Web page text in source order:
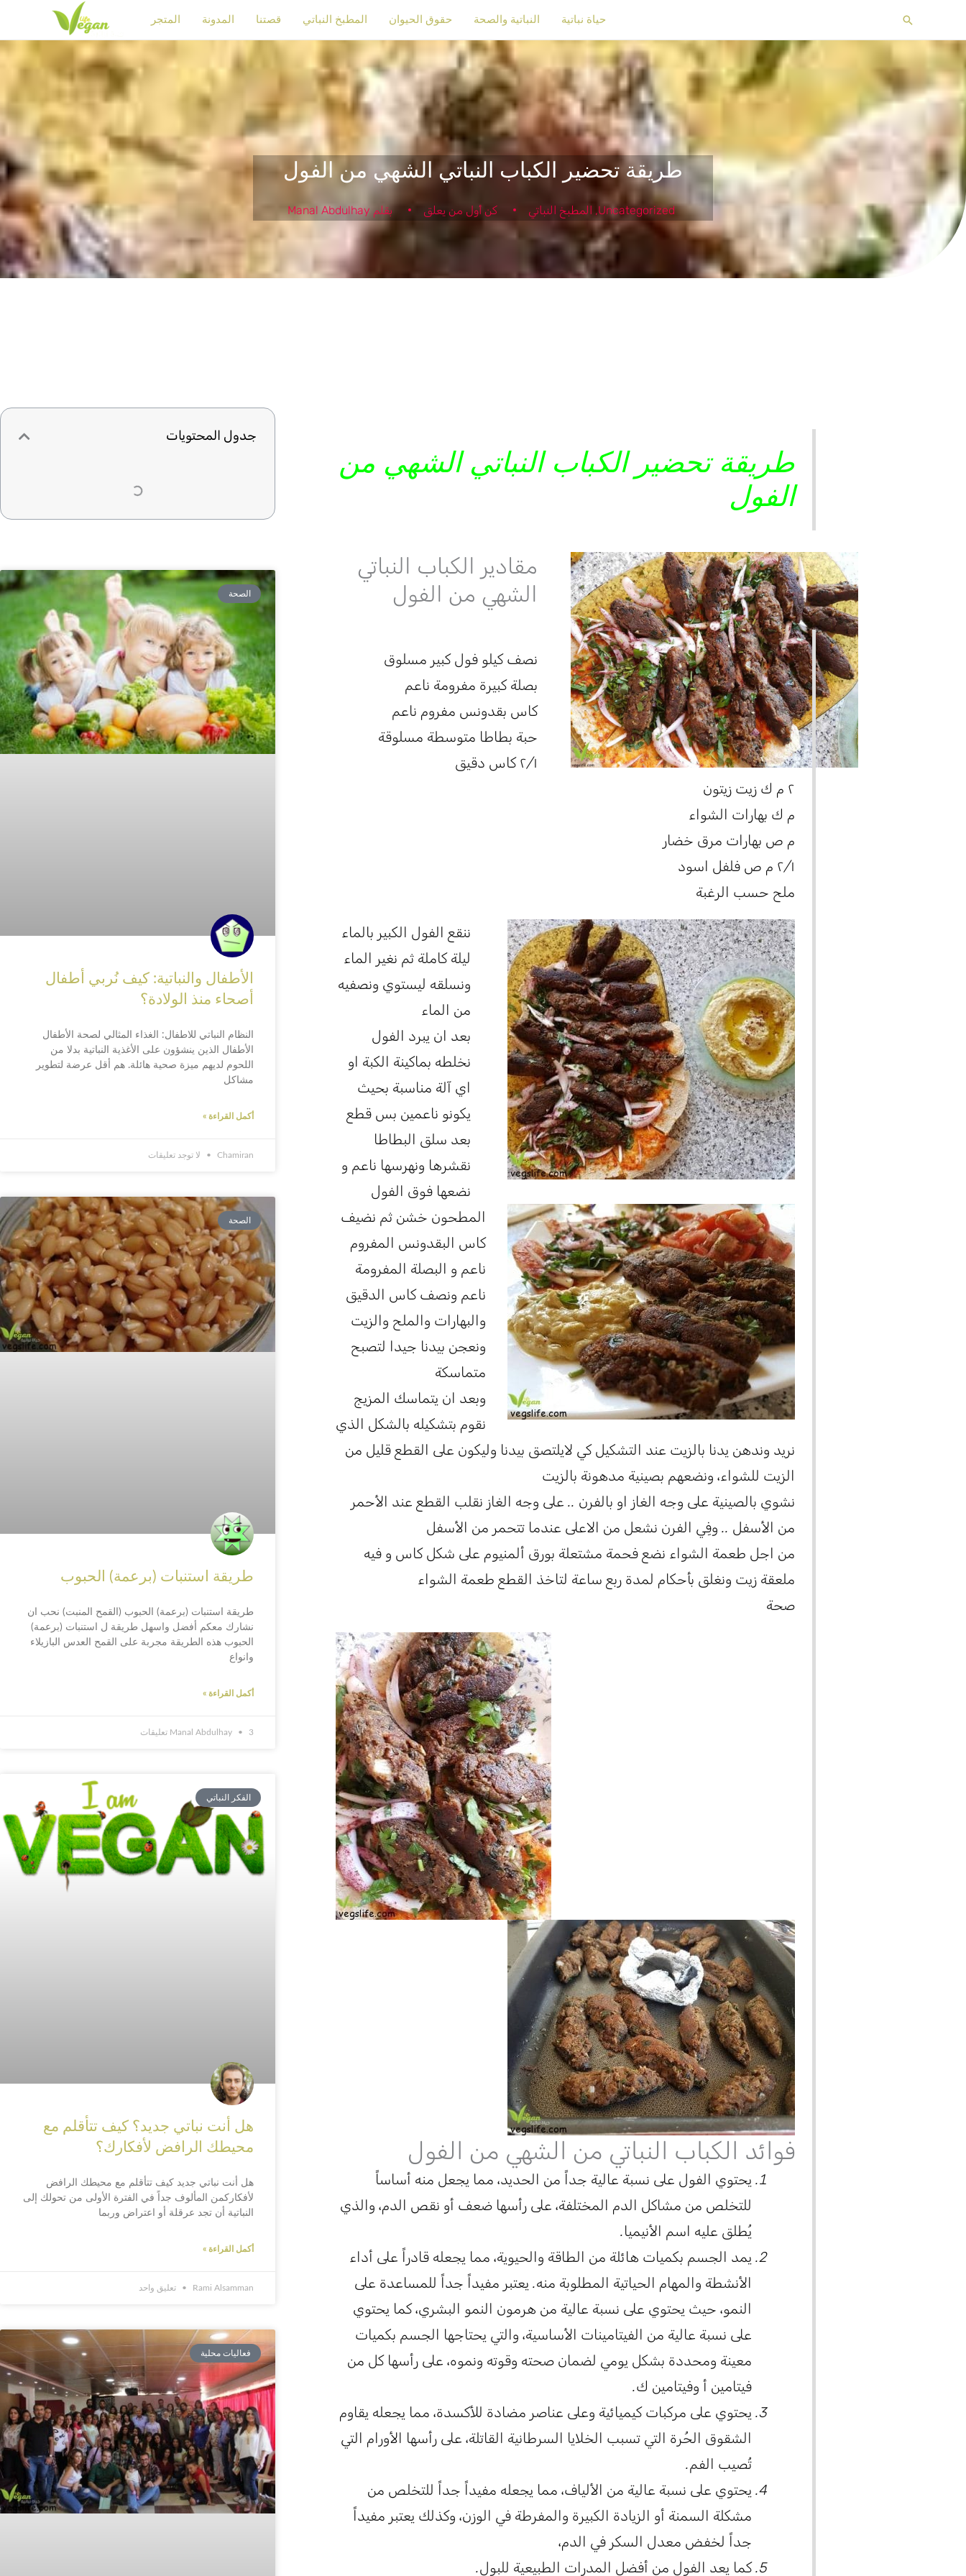
البحث حياة نباتية النباتية والصحة حقوق الحيوان المطبخ النباتي قصتنا المدونة المتجر
طريقة تحضير الكباب النباتي الشهي من الفول
Uncategorized
, المطبخ النباتي كن أول من يعلق بقلم Manal Abdulhay
طريقة تحضير الكباب النباتي الشهي من
الفول
مقادير الكباب النباتي
الشهي من الفول
نصف كيلو فول كبير مسلوق
بصلة كبيرة مفرومة ناعم
كاس بقدونس مفروم ناعم
حبة بطاطا متوسطة مسلوقة
٢/١ كاس دقيق
٢ م ك زيت زيتون
م ك بهارات الشواء
م ص بهارات مرق خضار
٢/١ م ص فلفل اسود
ملح حسب الرغبة
ننقع الفول الكبير بالماء
ليلة كاملة ثم نغير الماء
ونسلقه ليستوي ونصفيه
من الماء
بعد ان يبرد الفول
نخلطه بماكينة الكبة او
اي آلة مناسبة بحيث
يكونو ناعمين بس قطع
بعد سلق البطاطا
نقشرها ونهرسها ناعم و
نضعها فوق الفول
المطحون خشن ثم نضيف
كاس البقدونس المفروم
ناعم و البصلة المفرومة
ناعم ونصف كاس الدقيق
والبهارات والملح والزيت
ونعجن بيدنا جيدا لتصبح
متماسكة
وبعد ان يتماسك المزيج
نقوم بتشكيله بالشكل الذي
نريد وندهن يدنا بالزيت عند التشكيل كي لايلتصق بيدنا وليكون على القطع قليل من
الزيت للشواء، ونضعهم بصينية مدهونة بالزيت
نشوي بالصينية على وجه الغاز او بالفرن .. على وجه الغاز نقلب القطع عند الأحمر
من الأسفل .. وفِي الفرن نشعل من الاعلى عندما تتحمر من الأسفل
من اجل طعمة الشواء نضع فحمة مشتعلة بورق ألمنيوم على شكل كاس و فيه
ملعقة زيت ونغلق بأحكام لمدة ربع ساعة لتاخذ القطع طعمة الشواء
صحة
فوائد الكباب النباتي من الشهي من الفول
يحتوي الفول على نسبة عالية جداً من الحديد، مما يجعل منه أساساً
للتخلص من مشاكل الدم المختلفة، على رأسها ضعف أو نقص الدم، والذي
يُطلق عليه اسم الأنيميا.
يمد الجسم بكميات هائلة من الطاقة والحيوية، مما يجعله قادراً على أداء
الأنشطة والمهام الحياتية المطلوبة منه. يعتبر مفيداً جداً للمساعدة على
النمو، حيث يحتوي على نسبة عالية من هرمون النمو البشري، كما يحتوي
على نسبة عالية من الفيتامينات الأساسية، والتي يحتاجها الجسم بكميات
معينة ومحددة بشكل يومي لضمان صحته وقوته ونموه، على رأسها كل من
فيتامين أ وفيتامين ك.
يحتوي على مركبات كيميائية وعلى عناصر مضادة للأكسدة، مما يجعله يقاوم
الشقوق الحُرة التي تسبب الخلايا السرطانية القاتلة، على رأسها الأورام التي
تُصيب الفم.
يحتوي على نسبة عالية من الألياف، مما يجعله مفيداً جداً للتخلص من
مشكلة السمنة أو الزيادة الكبيرة والمفرطة في الوزن، وكذلك يعتبر مفيداً
جداً لخفض معدل السكر في الدم،
كما يعد الفول من أفضل المدرات الطبيعية للبول.
جدول المحتويات
الصحة
الأطفال والنباتية: كيف نُربي أطفال
أصحاء منذ الولادة؟
النظام النباتي للاطفال: الغذاء المثالي لصحة الأطفال
الأطفال الذين ينشؤون على الأغذية النباتية بدلا من
اللحوم لديهم ميزة صحية هائلة. هم أقل عرضة لتطوير
مشاكل
أكمل القراءة »
Chamiran لا توجد تعليقات
الصحة
طريقة استنبات (برعمة) الحبوب
طريقة استنبات (برعمة) الحبوب (القمح المنبت) نحب ان
نشارك معكم أفضل واسهل طريقة ل استنبات (برعمة)
الحبوب هذه الطريقة مجربة على القمح العدس البازيلاء
وانواع
أكمل القراءة »
Manal Abdulhay 3 تعليقات
الفكر النباتي
هل أنت نباتي جديد؟ كيف تتأقلم مع
محيطك الرافض لأفكارك؟
هل أنت نباتي جديد كيف تتأقلم مع محيطك الرافض
لأفكاركمن المألوف جداً في الفترة الأولى من تحولك إلى
النباتية أن تجد عرقلة أو اعتراض وربما
أكمل القراءة »
Rami Alsamman تعليق واحد
فعاليات محلية